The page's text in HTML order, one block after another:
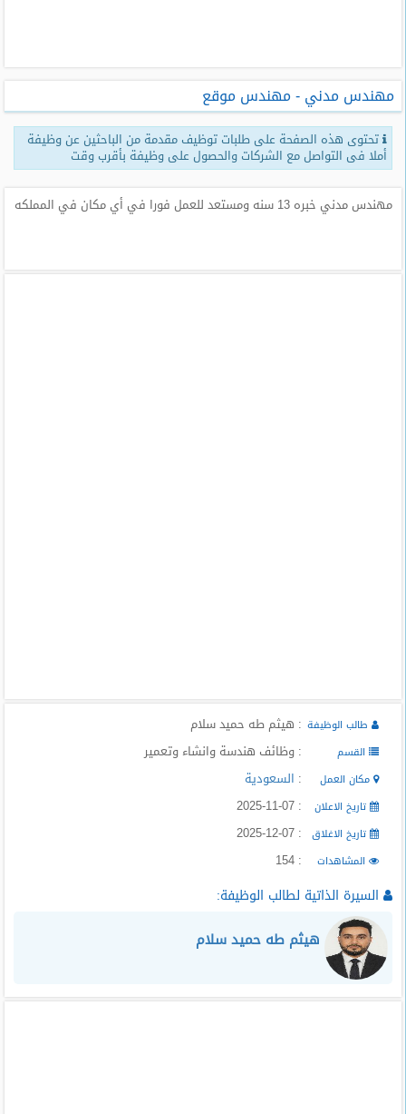
تصفح
الوظائف
وظائف
اليوم
وظائف
مهندس مدني - مهندس موقع
تحتوى هذه الصفحة على طلبات توظيف مقدمة من الباحثين عن وظيفة
أملا فى التواصل مع الشركات والحصول على وظيفة بأقرب وقت
مهندس مدني خبره 13 سنه ومستعد للعمل فورا في أي مكان في المملكه
طالب الوظيفة : هيثم طه حميد سلام
القسم : وظائف هندسة وانشاء وتعمير
مكان العمل : السعودية
تاريخ الاعلان : 2025-11-07
تاريخ الاغلاق : 2025-12-07
المشاهدات : 154
السيرة الذاتية لطالب الوظيفة:
هيثم طه حميد سلام